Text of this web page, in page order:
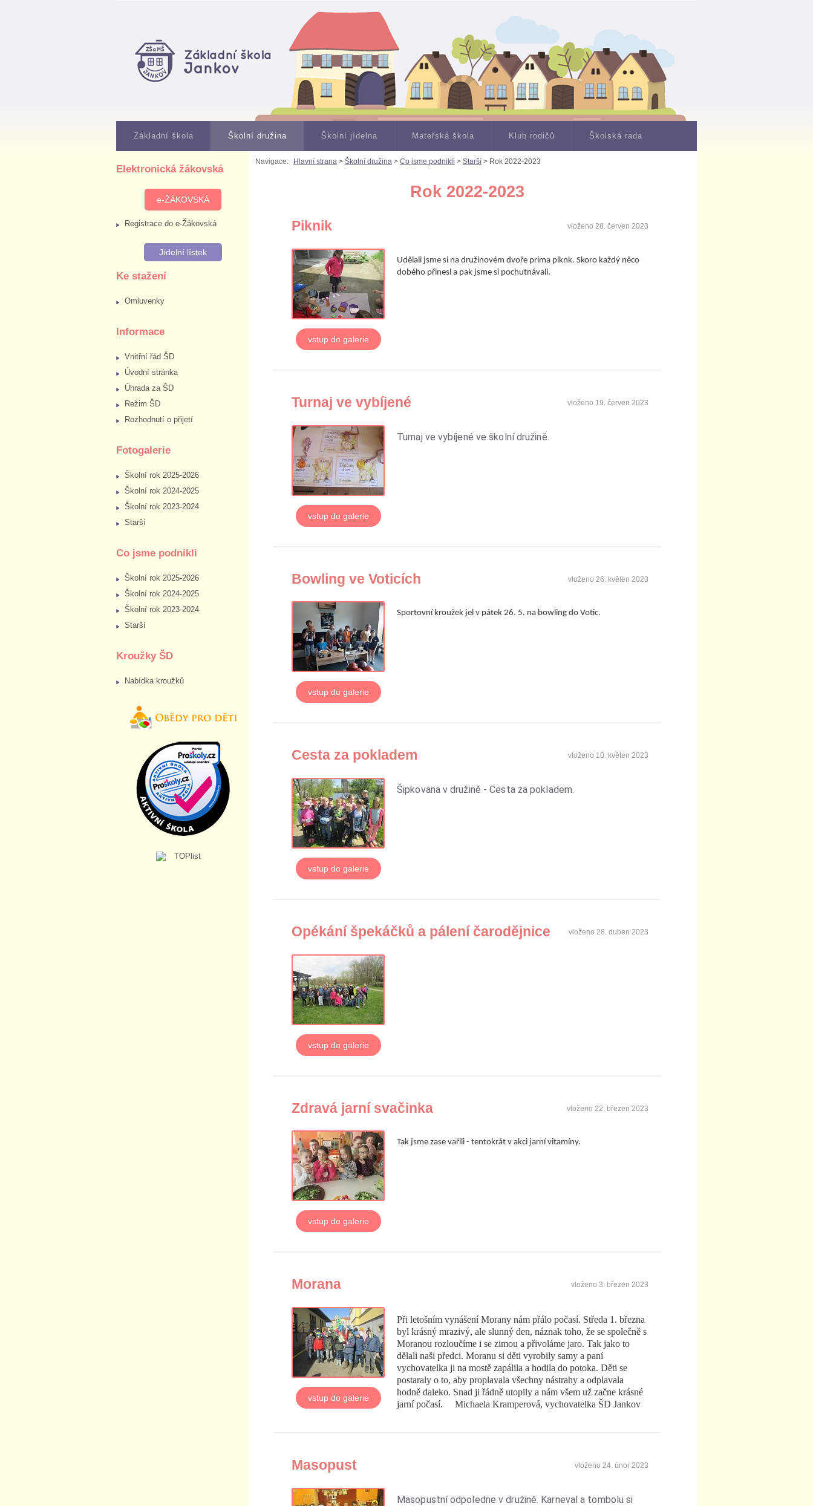
Základní škola Školní družina Školní jídelna Mateřská škola Klub rodičů Školská rada
Elektronická žákovská
e-ŽÁKOVSKÁ
Registrace do e-Žákovská
Jídelní lístek
Ke stažení
Omluvenky
Informace
Vnitřní řád ŠD
Úvodní stránka
Úhrada za ŠD
Režim ŠD
Rozhodnutí o přijetí
Fotogalerie
Školní rok 2025-2026
Školní rok 2024-2025
Školní rok 2023-2024
Starší
Co jsme podnikli
Školní rok 2025-2026
Školní rok 2024-2025
Školní rok 2023-2024
Starší
Kroužky ŠD
Nabídka kroužků
Navigace: Hlavní strana > Školní družina > Co jsme podnikli > Starší > Rok 2022-2023
Rok 2022-2023
Piknik vloženo 28. červen 2023
vstup do galerie
Udělali jsme si na družinovém dvoře prima piknk. Skoro každý něco
dobého přinesl a pak jsme si pochutnávali.
Turnaj ve vybíjené vloženo 19. červen 2023
vstup do galerie
Turnaj ve vybíjené ve školní družině.
Bowling ve Voticích vloženo 26. květen 2023
vstup do galerie
Sportovní kroužek jel v pátek 26. 5. na bowling do Votic.
Cesta za pokladem vloženo 10. květen 2023
vstup do galerie
Šipkovana v družině - Cesta za pokladem.
Opékání špekáčků a pálení čarodějnice vloženo 28. duben 2023
vstup do galerie
Zdravá jarní svačinka vloženo 22. březen 2023
vstup do galerie
Tak jsme zase vařili - tentokrát v akci jarní vitamíny.
Morana vloženo 3. březen 2023
vstup do galerie
Při letošním vynášení Morany nám přálo počasí. Středa 1. března
byl krásný mrazivý, ale slunný den, náznak toho, že se společně s
Moranou rozloučíme i se zimou a přivoláme jaro. Tak jako to
dělali naši předci. Moranu si děti vyrobily samy a paní
vychovatelka ji na mostě zapálila a hodila do potoka. Děti se
postaraly o to, aby proplavala všechny nástrahy a odplavala
hodně daleko. Snad ji řádně utopily a nám všem už začne krásné
jarní počasí. Michaela Kramperová, vychovatelka ŠD Jankov
Masopust vloženo 24. únor 2023
Masopustní odpoledne v družině. Karneval a tombolu si